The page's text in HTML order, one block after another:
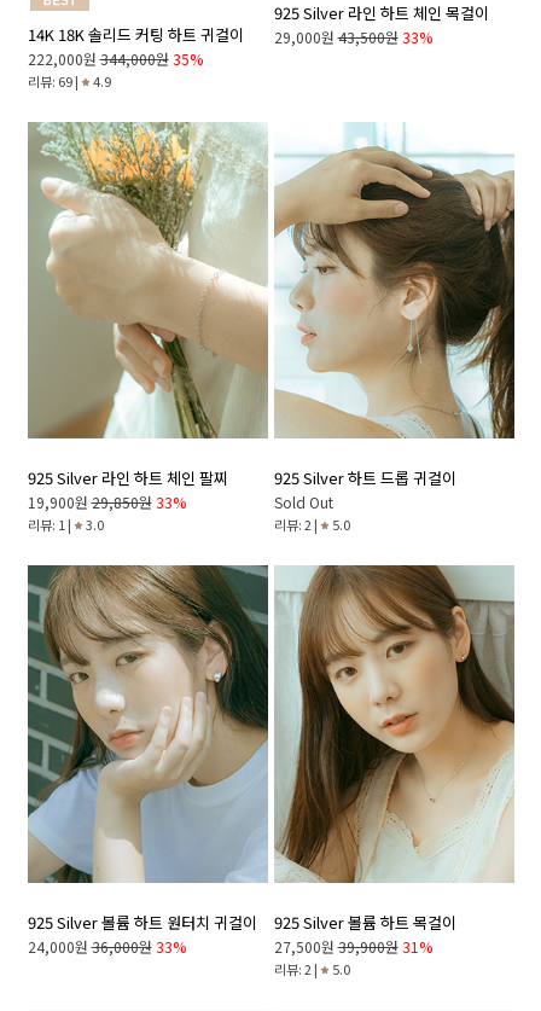
14K 18K 솔리드 커팅 하트 귀걸이
222,000원 344,000원 35%
리뷰: 69 | 4.9
925 Silver 라인 하트 체인 목걸이
29,000원 43,500원 33%
925 Silver 라인 하트 체인 팔찌
19,900원 29,850원 33%
리뷰: 1 | 3.0
925 Silver 하트 드롭 귀걸이
Sold Out
리뷰: 2 | 5.0
925 Silver 볼륨 하트 원터치 귀걸이
24,000원 36,000원 33%
925 Silver 볼륨 하트 목걸이
27,500원 39,900원 31%
리뷰: 2 | 5.0